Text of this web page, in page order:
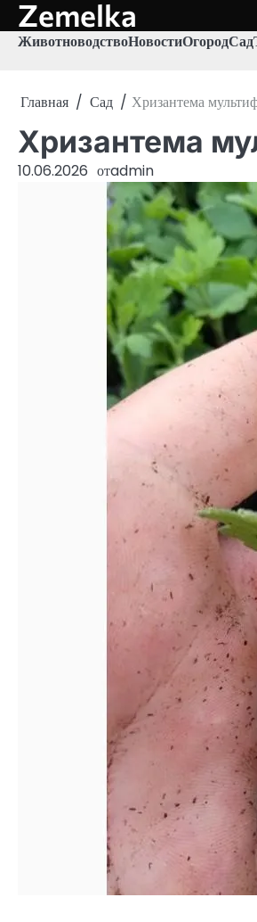
Перейти
к
содержимому
Zemelka
ЖивотноводствоНовостиОгородСад
Главная Сад Хризантема
Хризантема
10.06.2026 отadmin